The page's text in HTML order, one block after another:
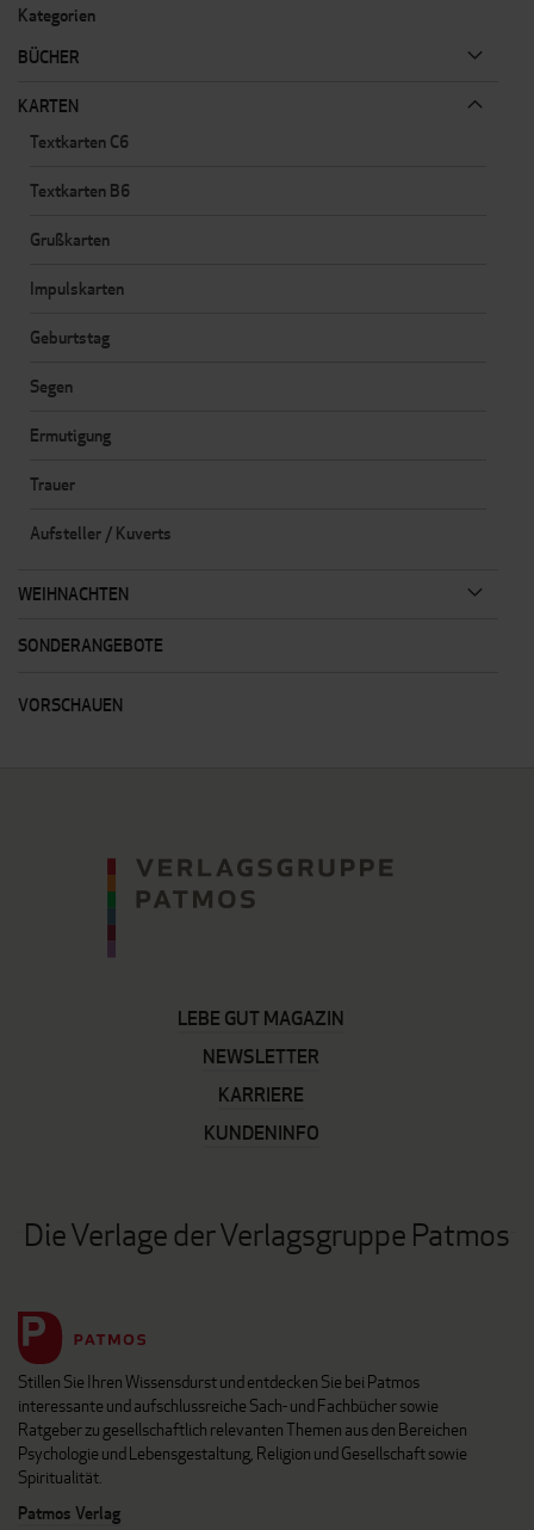
Kategorien
BÜCHER
KARTEN
Textkarten C6
Textkarten B6
Grußkarten
Impulskarten
Geburtstag
Segen
Ermutigung
Trauer
Aufsteller / Kuverts
WEIHNACHTEN
SONDERANGEBOTE
VORSCHAUEN
LEBE GUT MAGAZIN
NEWSLETTER
KARRIERE
KUNDENINFO
Die Verlage der Verlagsgruppe Patmos
Stillen Sie Ihren Wissensdurst und entdecken Sie bei Patmos
interessante und aufschlussreiche Sach- und Fachbücher sowie
Ratgeber zu gesellschaftlich relevanten Themen aus den Bereichen
Psychologie und Lebensgestaltung, Religion und Gesellschaft sowie
Spiritualität.
Patmos Verlag